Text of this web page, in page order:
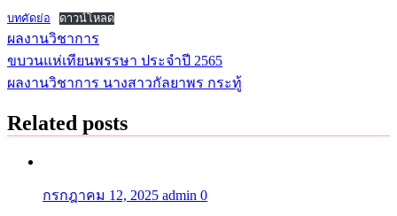
บทคัดย่อ ดาวน์โหลด
ผลงานวิชาการ
แนะแนว
ขบวนแห่เทียนพรรษา ประจำปี 2565
ผลงานวิชาการ นางสาวกัลยาพร กระทู้
Related posts
กรกฎาคม 12, 2025 admin 0